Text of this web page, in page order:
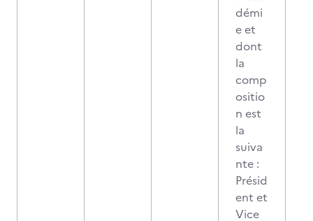
démi
e et
dont
la
comp
ositio
n est
la
suiva
nte :
Présid
ent et
Vice